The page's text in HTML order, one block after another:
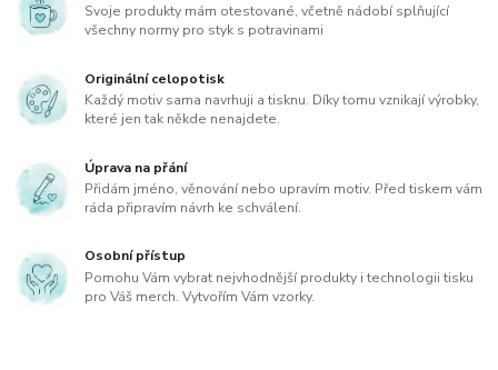
Svoje produkty mám otestované, včetně nádobí splňující
všechny normy pro styk s potravinami
Originální celopotisk
Každý motiv sama navrhuji a tisknu. Díky tomu vznikají výrobky,
které jen tak někde nenajdete.
Úprava na přání
Přidám jméno, věnování nebo upravím motiv. Před tiskem vám
ráda připravím návrh ke schválení.
Osobní přístup
Pomohu Vám vybrat nejvhodnější produkty i technologii tisku
pro Váš merch. Vytvořím Vám vzorky.